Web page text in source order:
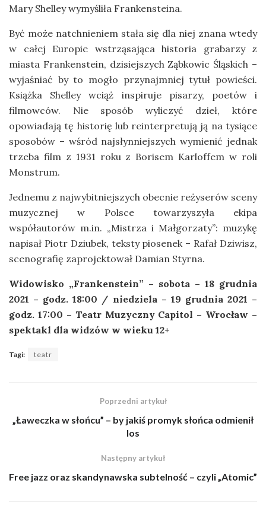
Mary Shelley wymyśliła Frankensteina.
Być może natchnieniem stała się dla niej znana wtedy
w całej Europie wstrząsająca historia grabarzy z
miasta Frankenstein, dzisiejszych Ząbkowic Śląskich –
wyjaśniać by to mogło przynajmniej tytuł powieści.
Książka Shelley wciąż inspiruje pisarzy, poetów i
filmowców. Nie sposób wyliczyć dzieł, które
opowiadają tę historię lub reinterpretują ją na tysiące
sposobów – wśród najsłynniejszych wymienić jednak
trzeba film z 1931 roku z Borisem Karloffem w roli
Monstrum.
Jednemu z najwybitniejszych obecnie reżyserów sceny
muzycznej w Polsce towarzyszyła ekipa
współautorów m.in. „Mistrza i Małgorzaty”: muzykę
napisał Piotr Dziubek, teksty piosenek – Rafał Dziwisz,
scenografię zaprojektował Damian Styrna.
Widowisko „Frankenstein” – sobota – 18 grudnia
2021 – godz. 18:00 / niedziela – 19 grudnia 2021 –
godz. 17:00 – Teatr Muzyczny Capitol – Wrocław –
spektakl dla widzów w wieku 12+
Tagi: teatr
Poprzedni artykuł
„Ławeczka w słońcu” – by jakiś promyk słońca odmienił
los
Następny artykuł
Free jazz oraz skandynawska subtelność – czyli „Atomic”